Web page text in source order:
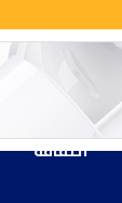
الثقافة